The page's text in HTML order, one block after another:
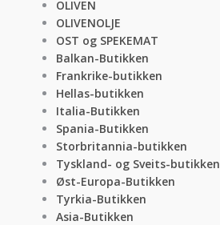
OLIVEN
OLIVENOLJE
OST og SPEKEMAT
Balkan-Butikken
Frankrike-butikken
Hellas-butikken
Italia-Butikken
Spania-Butikken
Storbritannia-butikken
Tyskland- og Sveits-butikken
Øst-Europa-Butikken
Tyrkia-Butikken
Asia-Butikken